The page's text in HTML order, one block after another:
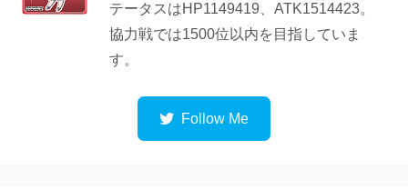
テータスはHP1149419、ATK1514423。
協力戦では1500位以内を目指していま
す。